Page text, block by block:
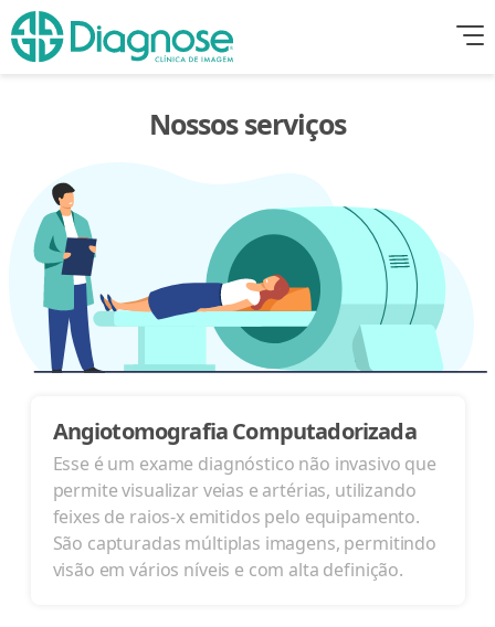
Nossos serviços
Angiotomografia Computadorizada
Esse é um exame diagnóstico não invasivo que
permite visualizar veias e artérias, utilizando
feixes de raios-x emitidos pelo equipamento.
São capturadas múltiplas imagens, permitindo
visão em vários níveis e com alta definição.